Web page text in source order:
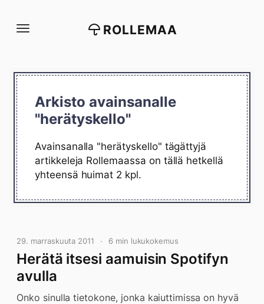
suoraan
ROLLEMAA
Arkisto avainsanalle
"herätyskello"
Avainsanalla "herätyskello" tägättyjä
artikkeleja Rollemaassa on tällä hetkellä
yhteensä huimat 2 kpl.
29. marraskuuta 2011 6 min lukukokemus
Herätä itsesi aamuisin Spotifyn
avulla
Onko sinulla tietokone, jonka kaiuttimissa on hyvä